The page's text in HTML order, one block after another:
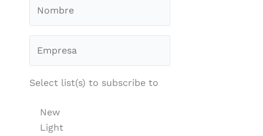
Select list(s) to subscribe to
New
Light